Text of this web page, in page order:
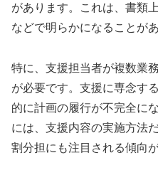
があります。これは、書類
などで明らかになることがあ
特に、支援担当者が複数業
が必要です。支援に専念す
的に計画の履行が不完全に
には、支援内容の実施方法
割分担にも注目される傾向